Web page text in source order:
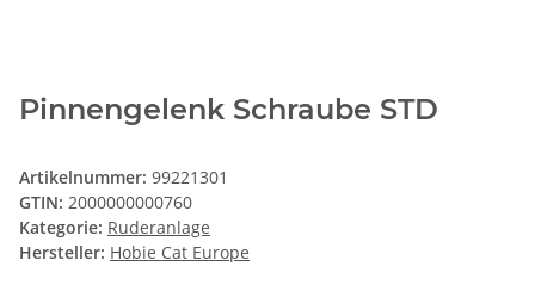
Pinnengelenk Schraube STD
Artikelnummer: 99221301
GTIN: 2000000000760
Kategorie: Ruderanlage
Hersteller: Hobie Cat Europe